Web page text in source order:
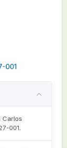
001
Carlos
001.